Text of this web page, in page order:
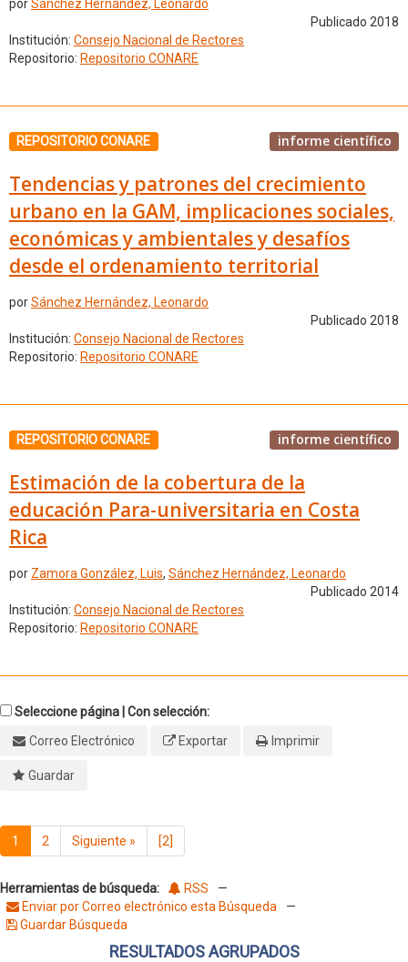
porSánchez Hernández, Leonardo
Publicado 2018
Institución: Consejo Nacional de Rectores
Repositorio: Repositorio CONARE
REPOSITORIO CONARE informe científico
Tendencias y patrones del crecimiento
urbano en la GAM, implicaciones sociales,
económicas y ambientales y desafíos
desde el ordenamiento territorial
porSánchez Hernández, Leonardo
Publicado 2018
Institución: Consejo Nacional de Rectores
Repositorio: Repositorio CONARE
REPOSITORIO CONARE informe científico
Estimación de la cobertura de la
educación Para-universitaria en Costa
Rica
por Zamora González, Luis, Sánchez Hernández, Leonardo
Publicado 2014
Institución: Consejo Nacional de Rectores
Repositorio: Repositorio CONARE
Seleccione página | Con selección:
Correo Electrónico
Exportar Imprimir
Guardar
1 2 Siguiente » [2]
Herramientas de búsqueda: RSS
—
Enviar por Correo electrónico esta Búsqueda
—
Guardar Búsqueda
RESULTADOS AGRUPADOS